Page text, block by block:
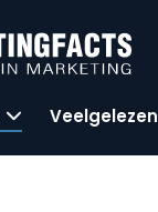
Veelgelezen